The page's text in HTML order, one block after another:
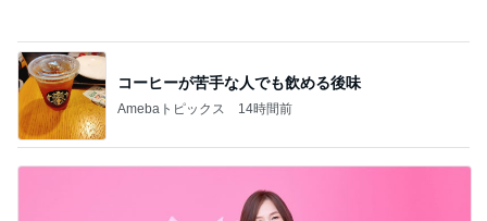
森口博子 40周年記念盤とツアー
Amebaトピックス